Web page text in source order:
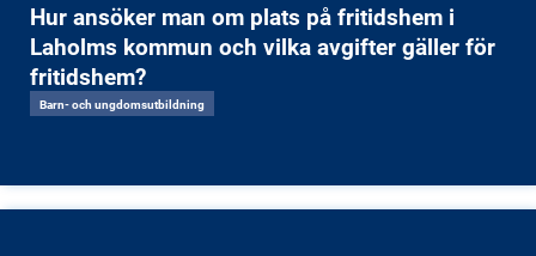
Hur ansöker man om plats på fritidshem i
Laholms kommun och vilka avgifter gäller för
fritidshem?
Barn- och ungdomsutbildning